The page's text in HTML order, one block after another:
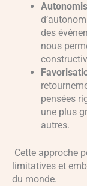
des
nous
pensées
une plus
autres.
Cette approche
limitatives et
du monde.